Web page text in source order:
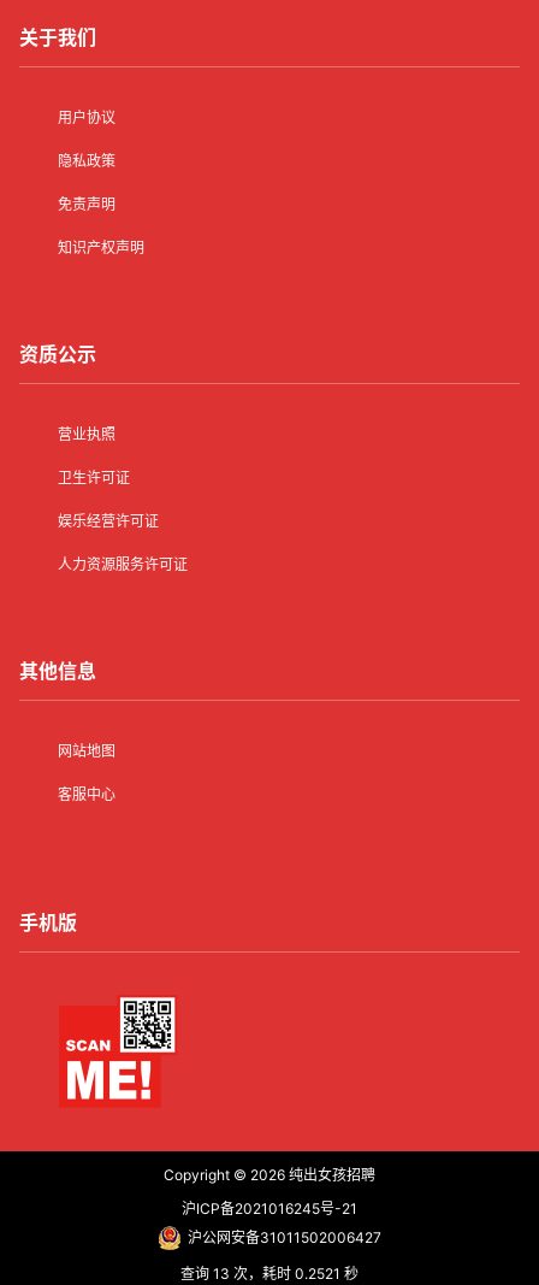
关于我们
用户协议
隐私政策
免责声明
知识产权声明
资质公示
营业执照
卫生许可证
娱乐经营许可证
人力资源服务许可证
其他信息
网站地图
客服中心
手机版
Copyright © 2026 纯出女孩招聘
沪ICP备2021016245号-21
沪公网安备31011502006427
查询 13 次，耗时 0.2521 秒